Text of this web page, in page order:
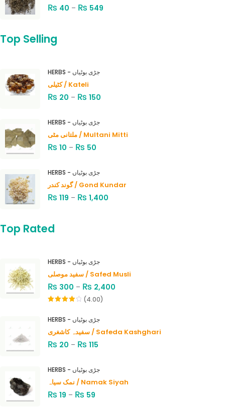
₨ 40 – ₨ 549
Top Selling
HERBS - جڑی بوٹیاں
کٹیلی / Kateli
₨ 20 – ₨ 150
HERBS - جڑی بوٹیاں
ملتانی مٹی / Multani Mitti
₨ 10 – ₨ 50
HERBS - جڑی بوٹیاں
گوند کندر / Gond Kundar
₨ 119 – ₨ 1,400
Top Rated
HERBS - جڑی بوٹیاں
سفید موصلی / Safed Musli
₨ 300 – ₨ 2,400
of 5
(4.00)
HERBS - جڑی بوٹیاں
سفیدہ کاشغری / Safeda Kashghari
₨ 20 – ₨ 115
HERBS - جڑی بوٹیاں
نمک سیاہ / Namak Siyah
₨ 19 – ₨ 59